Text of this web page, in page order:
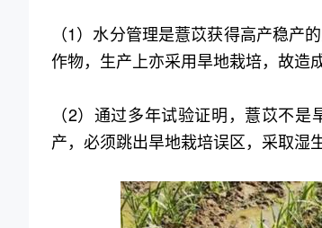
（1）水分管理是薏苡获得高产稳产
作物，生产上亦采用旱地栽培，故造
（2）通过多年试验证明，薏苡不
产，必须跳出旱地栽培误区，采取湿